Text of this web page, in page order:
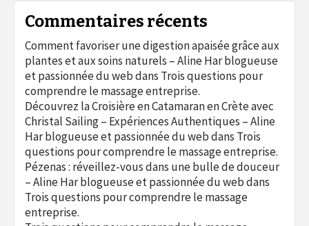
Commentaires récents
Comment favoriser une digestion apaisée grâce aux
plantes et aux soins naturels – Aline Har blogueuse
et passionnée du webdans Trois questions pour
comprendre le massage entreprise.
Découvrez la Croisière en Catamaran en Crète avec
Christal Sailing – Expériences Authentiques – Aline
Har blogueuse et passionnée du webdans Trois
questions pour comprendre le massage entreprise.
Pézenas : réveillez-vous dans une bulle de douceur
– Aline Har blogueuse et passionnée du webdans
Trois questions pour comprendre le massage
entreprise.